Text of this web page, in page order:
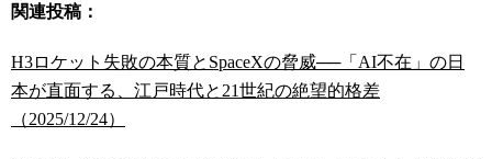
関連投稿：
H3ロケット失敗の本質とSpaceXの脅威──「AI不在」の日
本が直面する、江戸時代と21世紀の絶望的格差
（2025/12/24）